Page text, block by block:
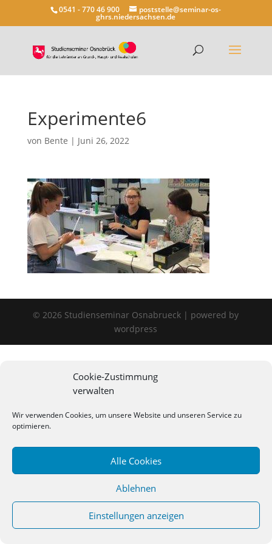
Cookie-Zustimmung
verwalten
Wir verwenden Cookies, um unsere Website und unseren Service zu
optimieren.
Alle Cookies
Ablehnen
Einstellungen anzeigen
0541 - 770 46 900 poststelle@seminar-os-
ghrs.niedersachsen.de
Experimente6
von Bente | Juni 26, 2022
© 2026 Studienseminar Osnabrueck | powered by
wordpress